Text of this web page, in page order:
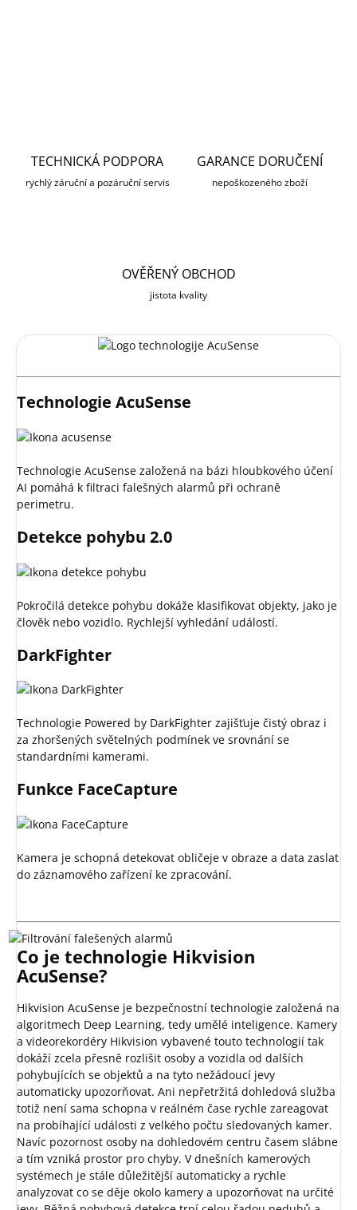
TECHNICKÁ PODPORA
rychlý záruční a pozáruční servis
GARANCE DORUČENÍ
nepoškozeného zboží
OVĚŘENÝ OBCHOD
jistota kvality
Technologie AcuSense
Technologie AcuSense založená na bázi hloubkového účení
AI pomáhá k filtraci falešných alarmů při ochraně
perimetru.
Detekce pohybu 2.0
Pokročilá detekce pohybu dokáže klasifikovat objekty, jako je
člověk nebo vozidlo. Rychlejší vyhledání událostí.
DarkFighter
Technologie Powered by DarkFighter zajišťuje čistý obraz i
za zhoršených světelných podmínek ve srovnání se
standardními kamerami.
Funkce FaceCapture
Kamera je schopná detekovat obličeje v obraze a data zaslat
do záznamového zařízení ke zpracování.
Co je technologie Hikvision
AcuSense?
Hikvision AcuSense je bezpečnostní technologie založená na
algoritmech Deep Learning, tedy umělé inteligence. Kamery
a videorekordéry Hikvision vybavené touto technologií tak
dokáží zcela přesně rozlišit osoby a vozidla od dalších
pohybujících se objektů a na tyto nežádoucí jevy
automaticky upozorňovat. Ani nepřetržitá dohledová služba
totiž není sama schopna v reálném čase rychle zareagovat
na probíhající události z velkého počtu sledovaných kamer.
Navíc pozornost osoby na dohledovém centru časem slábne
a tím vzniká prostor pro chyby. V dnešních kamerových
systémech je stále důležitější automaticky a rychle
analyzovat co se děje okolo kamery a upozorňovat na určité